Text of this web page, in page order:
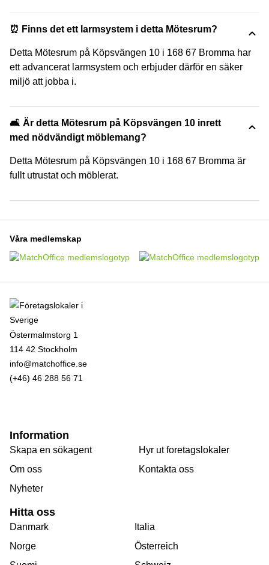
⏰ Finns det ett larmsystem i detta Mötesrum?
Detta Mötesrum på Köpsvängen 10 i 168 67 Bromma har
ett advancerat larmsystem och erbjuder därför en säker
miljö att jobba i.
🛋️ Är detta Mötesrum på Köpsvängen 10 inrett
med nödvändigt möblemang?
Detta Mötesrum på Köpsvängen 10 i 168 67 Bromma är
fullt utrustat och möblerat.
Våra medlemskap
Östermalmstorg 1
114 42 Stockholm
info@matchoffice.se
(+46) 46 288 56 71
Information
Skapa en sökagent
Om oss
Nyheter
Hyr ut foretagslokaler
Kontakta oss
Hitta oss
Danmark
Norge
Italia
Österreich